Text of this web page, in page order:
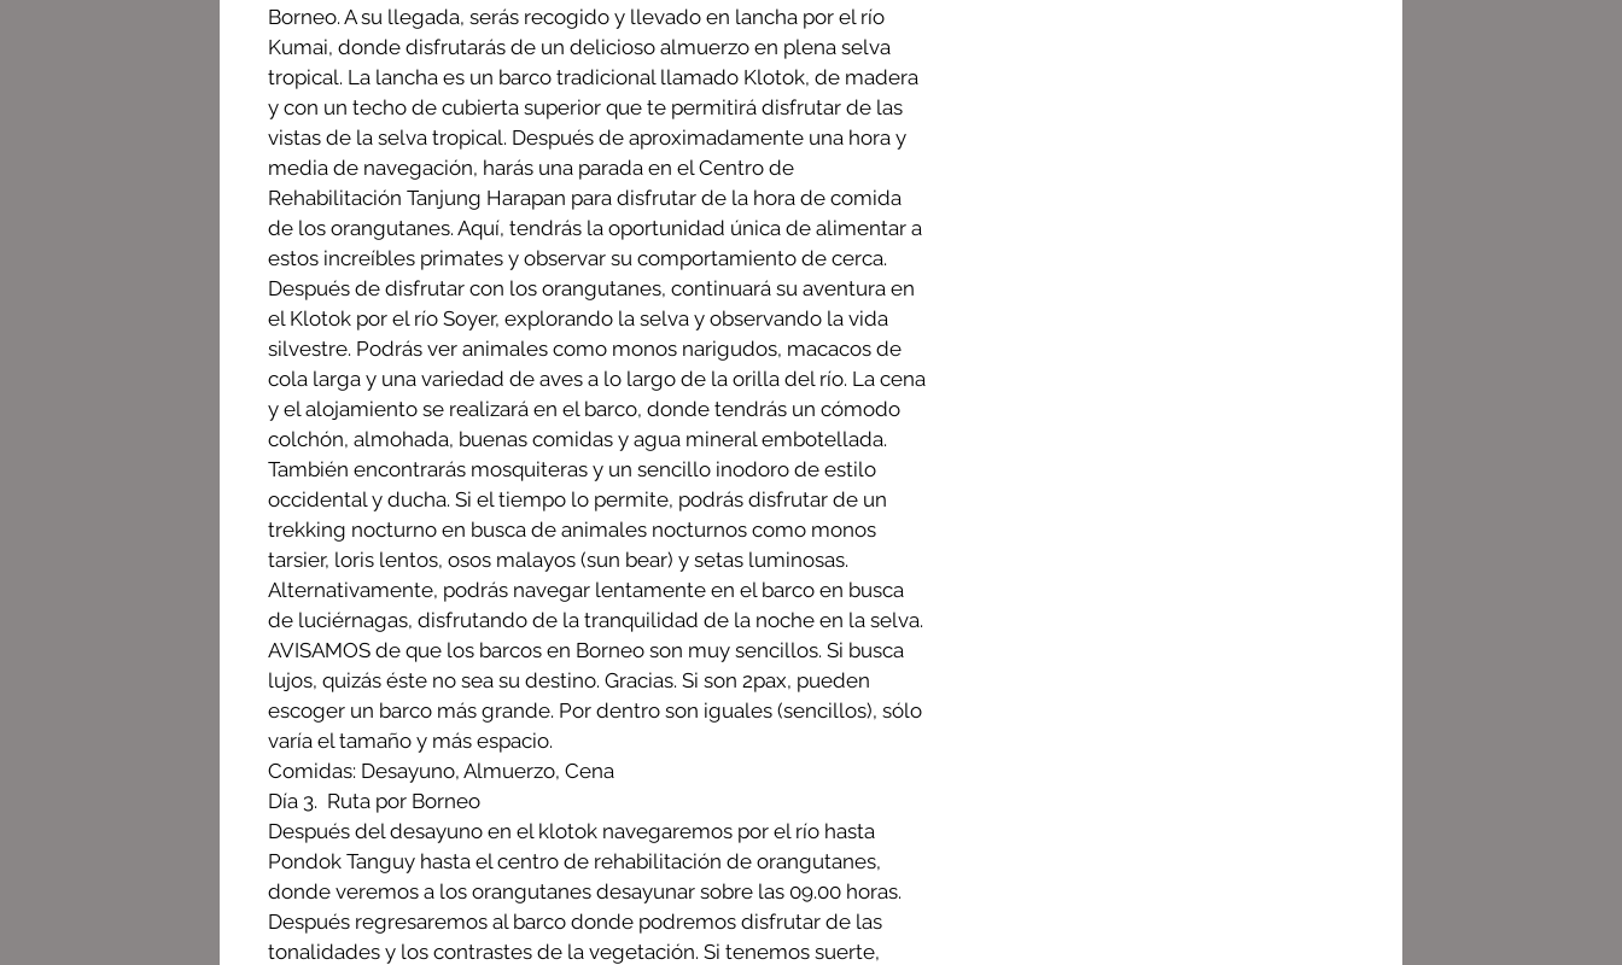
Borneo. A su llegada, serás recogido y llevado en lancha por el río
Kumai, donde disfrutarás de un delicioso almuerzo en plena selva
tropical. La lancha es un barco tradicional llamado Klotok, de madera
y con un techo de cubierta superior que te permitirá disfrutar de las
vistas de la selva tropical. Después de aproximadamente una hora y
media de navegación, harás una parada en el Centro de
Rehabilitación Tanjung Harapan para disfrutar de la hora de comida
de los orangutanes. Aquí, tendrás la oportunidad única de alimentar a
estos increíbles primates y observar su comportamiento de cerca.
Después de disfrutar con los orangutanes, continuará su aventura en
el Klotok por el río Soyer, explorando la selva y observando la vida
silvestre. Podrás ver animales como monos narigudos, macacos de
cola larga y una variedad de aves a lo largo de la orilla del río. La cena
y el alojamiento se realizará en el barco, donde tendrás un cómodo
colchón, almohada, buenas comidas y agua mineral embotellada.
También encontrarás mosquiteras y un sencillo inodoro de estilo
occidental y ducha. Si el tiempo lo permite, podrás disfrutar de un
trekking nocturno en busca de animales nocturnos como monos
tarsier, loris lentos, osos malayos (sun bear) y setas luminosas.
Alternativamente, podrás navegar lentamente en el barco en busca
de luciérnagas, disfrutando de la tranquilidad de la noche en la selva.
AVISAMOS de que los barcos en Borneo son muy sencillos. Si busca
lujos, quizás éste no sea su destino. Gracias. Si son 2pax, pueden
escoger un barco más grande. Por dentro son iguales (sencillos), sólo
varía el tamaño y más espacio.
Comidas: Desayuno, Almuerzo, Cena
Día 3. Ruta por Borneo
Después del desayuno en el klotok navegaremos por el río hasta
Pondok Tanguy hasta el centro de rehabilitación de orangutanes,
donde veremos a los orangutanes desayunar sobre las 09.00 horas.
Después regresaremos al barco donde podremos disfrutar de las
tonalidades y los contrastes de la vegetación. Si tenemos suerte,